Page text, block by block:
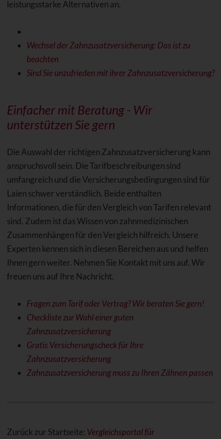
leistungsstarke Alternativen an.
Wechsel der Zahnzusatzversicherung: Das ist zu
beachten
Sind Sie unzufrieden mit ihrer Zahnzusatzversicherung?
Einfacher mit Beratung - Wir
unterstützen Sie gern
Die Auswahl der richtigen Zahnzusatzversicherung kann
anspruchsvoll sein. Die Tarifbeschreibungen sind
umfangreich und die Versicherungsbedingungen sind für
Laien schwer verständlich. Beide enthalten
Informationen, die für den Vergleich von Tarifen relevant
sind. Zudem ist das Wissen von zahnmedizinischen
Zusammenhängen für den Vergleich hilfreich. Unsere
Experten kennen sich in diesen Bereichen aus und helfen
Ihnen gern weiter. Nehmen Sie Kontakt mit uns auf. Wir
freuen uns auf Ihre Nachricht.
Fragen zum Tarif oder Vertrag? Wir beraten Sie gern!
Checkliste zur Wahl einer guten
Zahnzusatzversicherung
Gratis Versicherungscheck für Ihre
Zahnzusatzversicherung
Zahnzusatzversicherung muss zu Ihren Zähnen passen
Zurück zur Startseite: Vergleichsportal für